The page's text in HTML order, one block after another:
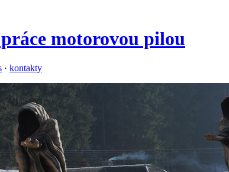
motorovou pilou
· kontakty